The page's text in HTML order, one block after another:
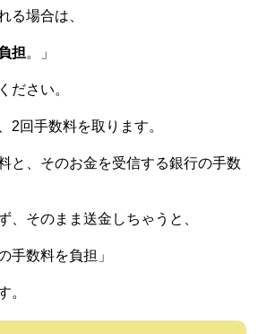
る場合は、
担。」
ださい。
2回手数料を取ります。
と、そのお金を受信する銀行の手数
、そのまま送金しちゃうと、
手数料を負担」
。